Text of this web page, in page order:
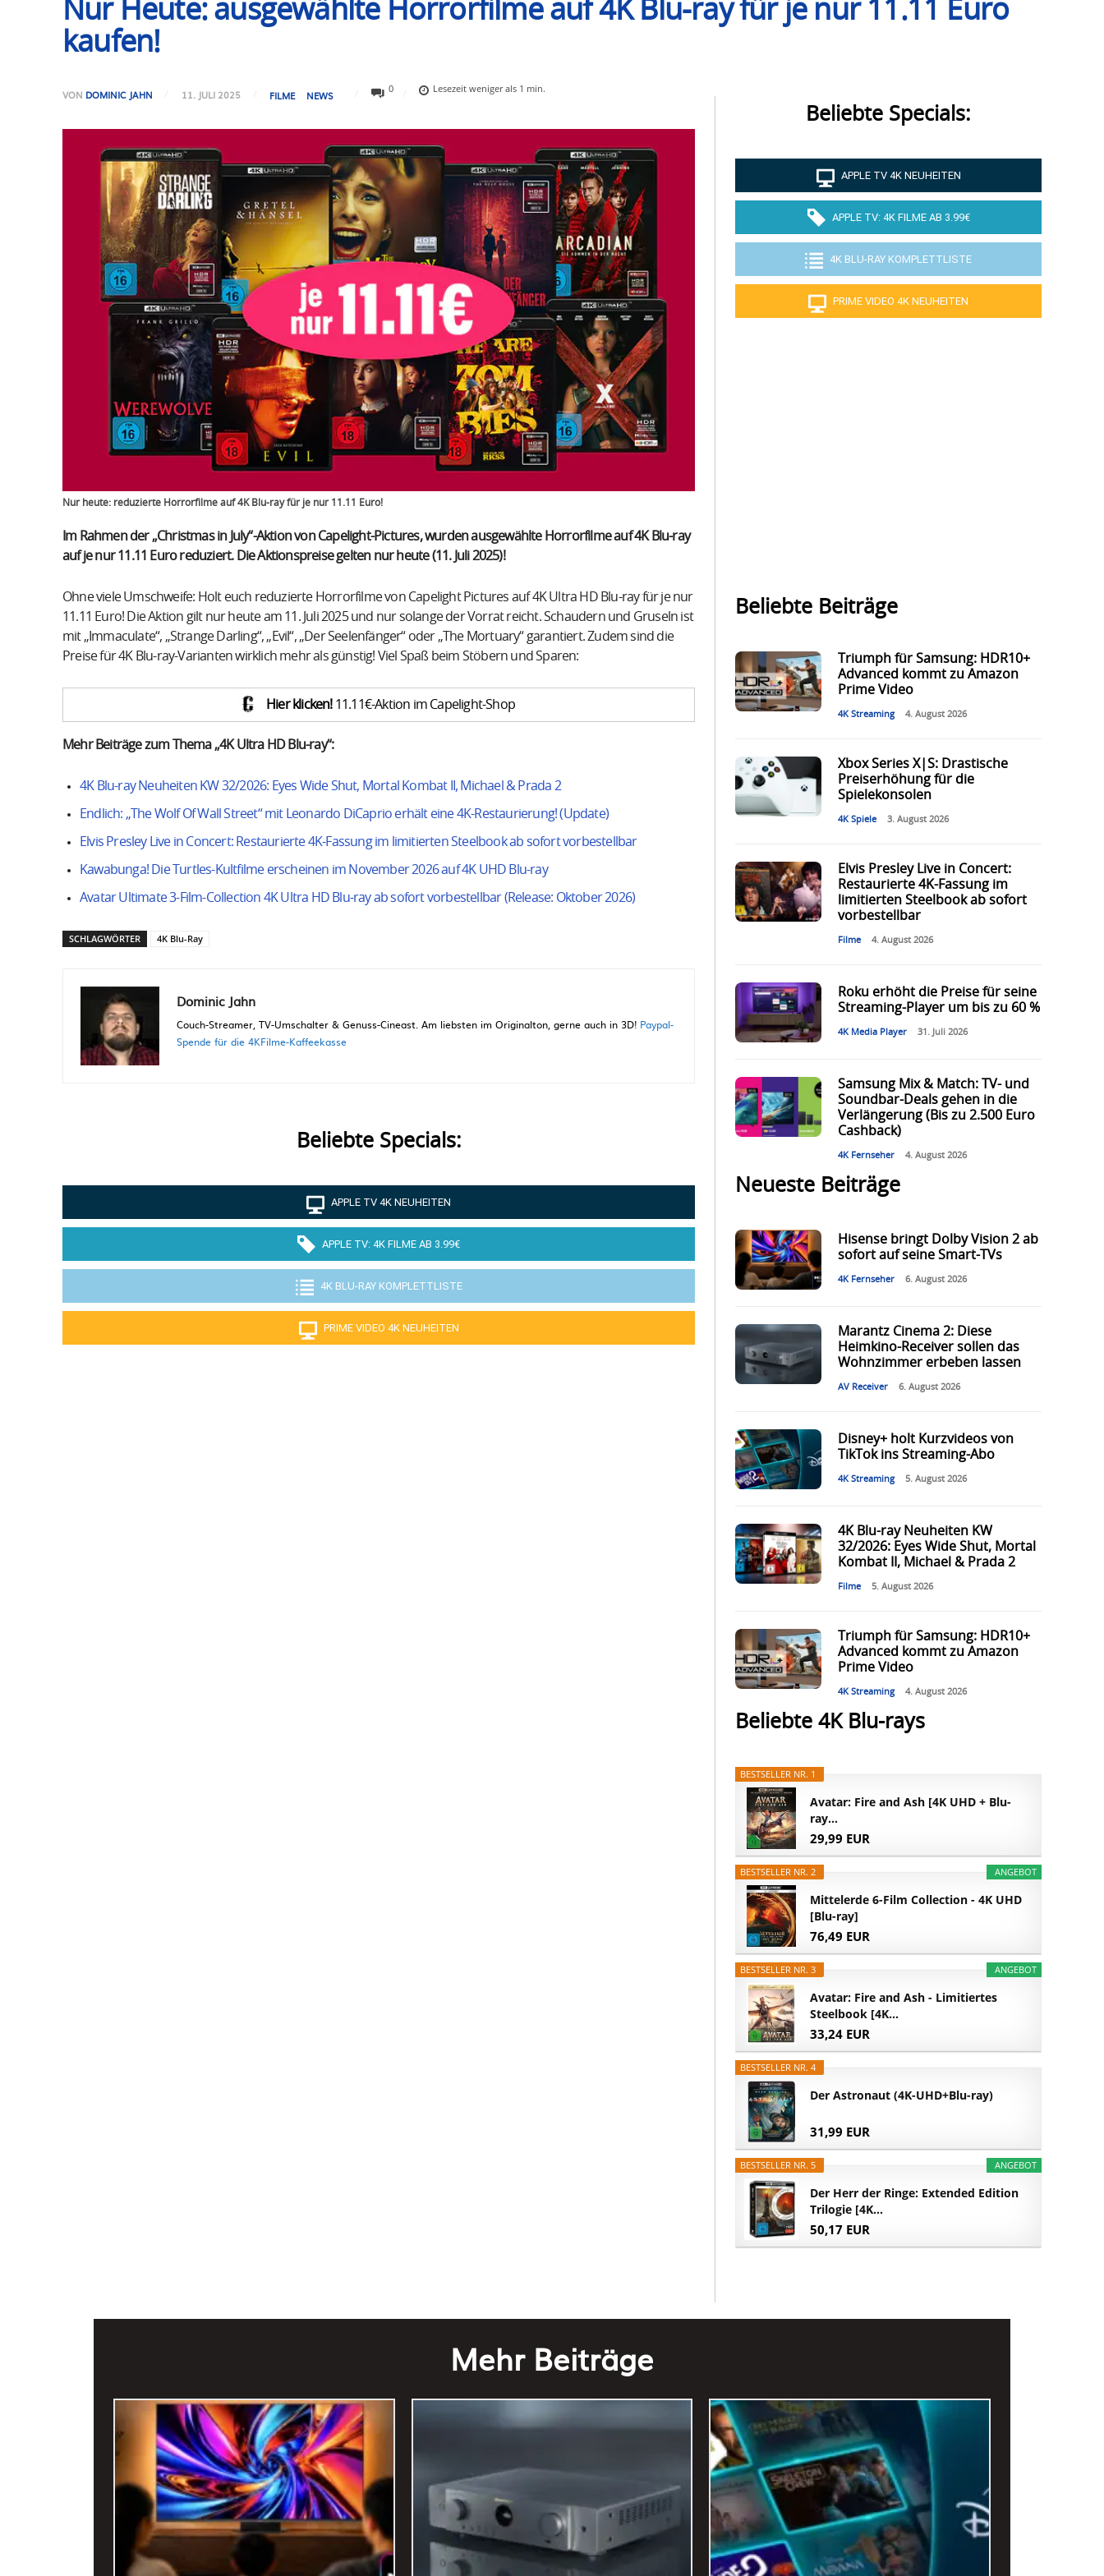
Nur Heute: ausgewählte Horrorfilme auf 4K Blu-ray für je nur 11.11 Euro
kaufen!
VON DOMINIC JAHN 11. JULI 2025 FILME NEWS
0 Lesezeitweniger als 1 min.
Nur heute: reduzierte Horrorfilme auf 4K Blu-ray für je nur 11.11 Euro!
Im Rahmen der „Christmas in July“-Aktion von Capelight-Pictures, wurden ausgewählte Horrorfilme auf 4K Blu-ray
auf je nur 11.11 Euro reduziert. Die Aktionspreise gelten nur heute (11. Juli 2025)!
Ohne viele Umschweife: Holt euch reduzierte Horrorfilme von Capelight Pictures auf 4K Ultra HD Blu-ray für je nur
11.11 Euro! Die Aktion gilt nur heute am 11. Juli 2025 und nur solange der Vorrat reicht. Schaudern und Gruseln ist
mit „Immaculate“, „Strange Darling“, „Evil“, „Der Seelenfänger“ oder „The Mortuary“ garantiert. Zudem sind die
Preise für 4K Blu-ray-Varianten wirklich mehr als günstig! Viel Spaß beim Stöbern und Sparen:
Hier klicken!11.11€-Aktion im Capelight-Shop
Mehr Beiträge zum Thema „4K Ultra HD Blu-ray“:
4K Blu-ray Neuheiten KW 32/2026: Eyes Wide Shut, Mortal Kombat II, Michael & Prada 2
Endlich: „The Wolf Of Wall Street“ mit Leonardo DiCaprio erhält eine 4K-Restaurierung! (Update)
Elvis Presley Live in Concert: Restaurierte 4K-Fassung im limitierten Steelbook ab sofort vorbestellbar
Kawabunga! Die Turtles-Kultfilme erscheinen im November 2026 auf 4K UHD Blu-ray
Avatar Ultimate 3-Film-Collection 4K Ultra HD Blu-ray ab sofort vorbestellbar (Release: Oktober 2026)
SCHLAGWÖRTER 4K Blu-Ray
Dominic Jahn
Couch-Streamer, TV-Umschalter & Genuss-Cineast. Am liebsten im Originalton, gerne auch in 3D! Paypal-
Spende für die 4KFilme-Kaffeekasse
Beliebte Specials:
APPLE TV 4K NEUHEITEN
APPLE TV: 4K FILME AB 3.99€
4K BLU-RAY KOMPLETTLISTE
PRIME VIDEO 4K NEUHEITEN
Beliebte Specials:
APPLE TV 4K NEUHEITEN
APPLE TV: 4K FILME AB 3.99€
4K BLU-RAY KOMPLETTLISTE
PRIME VIDEO 4K NEUHEITEN
Beliebte Beiträge
Triumph für Samsung: HDR10+
Advanced kommt zu Amazon
Prime Video
4K Streaming 4. August 2026
Xbox Series X|S: Drastische
Preiserhöhung für die
Spielekonsolen
4K Spiele 3. August 2026
Elvis Presley Live in Concert:
Restaurierte 4K-Fassung im
limitierten Steelbook ab sofort
vorbestellbar
Filme 4. August 2026
Roku erhöht die Preise für seine
Streaming-Player um bis zu 60 %
4K Media Player 31. Juli 2026
Samsung Mix & Match: TV- und
Soundbar-Deals gehen in die
Verlängerung (Bis zu 2.500 Euro
Cashback)
4K Fernseher 4. August 2026
Neueste Beiträge
Hisense bringt Dolby Vision 2 ab
sofort auf seine Smart-TVs
4K Fernseher 6. August 2026
Marantz Cinema 2: Diese
Heimkino-Receiver sollen das
Wohnzimmer erbeben lassen
AV Receiver 6. August 2026
Disney+ holt Kurzvideos von
TikTok ins Streaming-Abo
4K Streaming 5. August 2026
4K Blu-ray Neuheiten KW
32/2026: Eyes Wide Shut, Mortal
Kombat II, Michael & Prada 2
Filme 5. August 2026
Triumph für Samsung: HDR10+
Advanced kommt zu Amazon
Prime Video
4K Streaming 4. August 2026
Beliebte 4K Blu-rays
BESTSELLER NR. 1
Avatar: Fire and Ash [4K UHD + Blu-
ray...
29,99 EUR
ANGEBOT
BESTSELLER NR. 2
Mittelerde 6-Film Collection - 4K UHD
[Blu-ray]
76,49 EUR
ANGEBOT
BESTSELLER NR. 3
Avatar: Fire and Ash - Limitiertes
Steelbook [4K...
33,24 EUR
BESTSELLER NR. 4
Der Astronaut (4K-UHD+Blu-ray)
31,99 EUR
ANGEBOT
BESTSELLER NR. 5
Der Herr der Ringe: Extended Edition
Trilogie [4K...
50,17 EUR
Mehr Beiträge